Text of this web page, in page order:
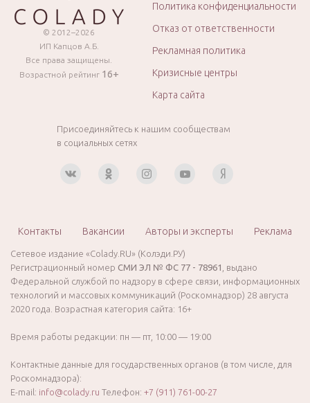
© 2012–2026
ИП Капцов А.Б.
Все права защищены.
Возрастной рейтинг 16+
Политика конфиденциальности
Отказ от ответственности
Рекламная политика
Кризисные центры
Карта сайта
Присоединяйтесь к нашим сообществам
в социальных сетях
Контакты Вакансии Авторы и эксперты Реклама
Сетевое издание «Colady.RU» (Колэди.РУ)
Регистрационный номер СМИ ЭЛ № ФС 77 - 78961
, выдано
Федеральной службой по надзору в сфере связи, информационных
технологий и массовых коммуникаций (Роскомнадзор) 28 августа
2020 года. Возрастная категория сайта: 16+
Время работы редакции: пн — пт, 10:00 — 19:00
Контактные данные для государственных органов (в том числе, для
Роскомнадзора):
E-mail: info@colady.ru Телефон: +7 (911) 761-00-27